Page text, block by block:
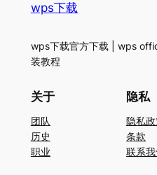
wps下载
wps下载官方下载 | wps
装教程
关于
团队
历史
职业
隐私
隐私
条款
联系我